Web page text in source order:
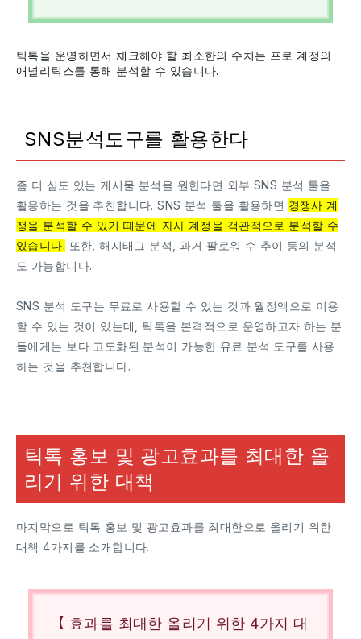
틱톡을 운영하면서 체크해야 할 최소한의 수치는 프로 계정의
애널리틱스를 통해 분석할 수 있습니다.
SNS분석도구를 활용한다
좀 더 심도 있는 게시물 분석을 원한다면 외부 SNS 분석 툴을
활용하는 것을 추천합니다. SNS 분석 툴을 활용하면 경쟁사 계
정을 분석할 수 있기 때문에 자사 계정을 객관적으로 분석할 수
있습니다. 또한, 해시태그 분석, 과거 팔로워 수 추이 등의 분석
도 가능합니다.
SNS 분석 도구는 무료로 사용할 수 있는 것과 월정액으로 이용
할 수 있는 것이 있는데, 틱톡을 본격적으로 운영하고자 하는 분
들에게는 보다 고도화된 분석이 가능한 유료 분석 도구를 사용
하는 것을 추천합니다.
틱톡 홍보 및 광고효과를 최대한 올
리기 위한 대책
마지막으로 틱톡 홍보 및 광고효과를 최대한으로 올리기 위한
대책 4가지를 소개합니다.
【 효과를 최대한 올리기 위한 4가지 대